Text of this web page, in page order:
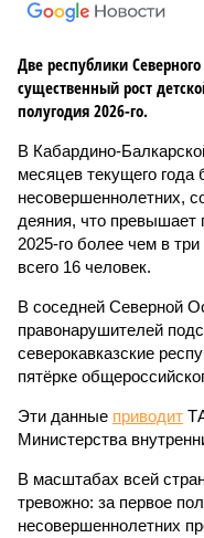
Две республики
существенный рост
полугодия 2026-го.
В Кабардино-
месяцев текущего
несовершеннолетних,
деяния, что превышает
2025-го более чем в
всего 16 человек.
В соседней Северной
правонарушителей
северокавказские
пятёрке
Эти данные приводит
Министерства
В масштабах всей
тревожно: за первое
несовершеннолетних